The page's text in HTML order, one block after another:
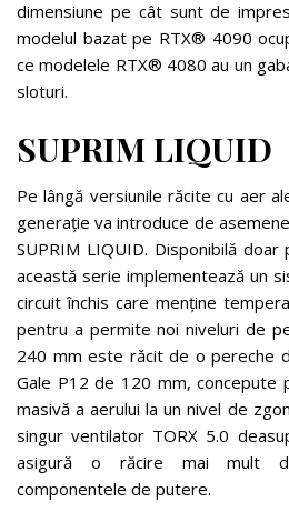
dimensiune pe cât sunt de
modelul bazat pe RTX® 4090
ce modelele RTX® 4080 au un
sloturi.
SUPRIM LIQUID
Pe lângă versiunile răcite cu aer
generație va introduce de
SUPRIM LIQUID. Disponibilă
această serie implementează un
circuit închis care menține
pentru a permite noi niveluri de
240 mm este răcit de o pereche
Gale P12 de 120 mm, concepute
masivă a aerului la un nivel de
singur ventilator TORX 5.0
asigură o răcire mai mult
componentele de putere.